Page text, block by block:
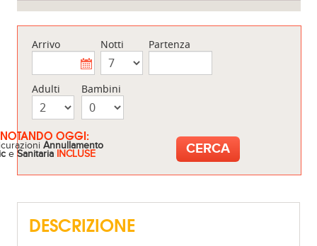
Arrivo Notti Partenza
Adulti Bambini
OGGI:
Annullamento
eSanitaria INCLUSE
DESCRIZIONE